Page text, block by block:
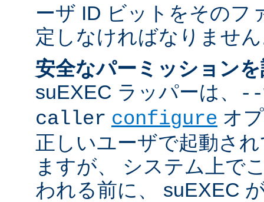
ーザ ID ビットをそのフ
定しなければなりませ
安全なパーミッション
suEXEC ラッパーは、
caller configure オ
正しいユーザで起動さ
ますが、 システム上で
われる前に、 suEXEC